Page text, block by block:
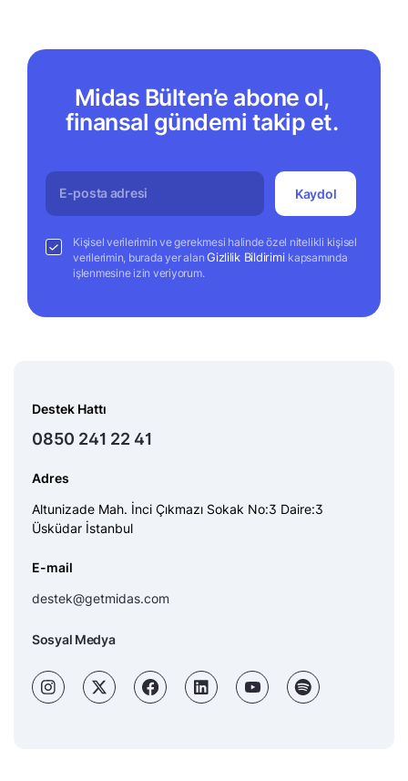
Midas Bülten’e abone ol,
finansal gündemi takip et.
Kaydol
Kişisel verilerimin ve gerekmesi halinde özel nitelikli kişisel
verilerimin, burada yer alanGizlilik Bildirimi kapsamında
işlenmesine izin veriyorum.
Destek Hattı
0850 241 22 41
Adres
Altunizade Mah. İnci Çıkmazı Sokak No:3 Daire:3
Üsküdar İstanbul
E-mail
destek@getmidas.com
Sosyal Medya